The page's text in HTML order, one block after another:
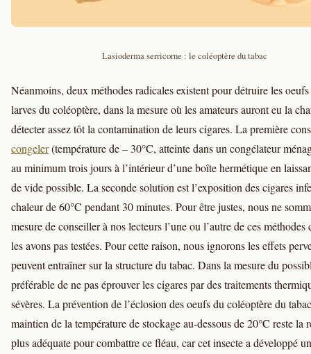
Lasioderma serricorne : le coléoptère du tabac
Néanmoins, deux méthodes radicales existent pour détruire les oeufs
larves du coléoptère, dans la mesure où les amateurs auront eu la
détecter assez tôt la contamination de leurs cigares. La première
congeler(température de – 30°C, atteinte dans un congélateur
au minimum trois jours à l’intérieur d’une boîte hermétique en
de vide possible. La seconde solution est l’exposition des cigares
chaleur de 60°C pendant 30 minutes. Pour être justes, nous ne
mesure de conseiller à nos lecteurs l’une ou l’autre de ces méthodes
les avons pas testées. Pour cette raison, nous ignorons les effets
peuvent entraîner sur la structure du tabac. Dans la mesure du
préférable de ne pas éprouver les cigares par des traitements
sévères. La prévention de l’éclosion des oeufs du coléoptère du
maintien de la température de stockage au-dessous de 20°C reste la
plus adéquate pour combattre ce fléau, car cet insecte a développé